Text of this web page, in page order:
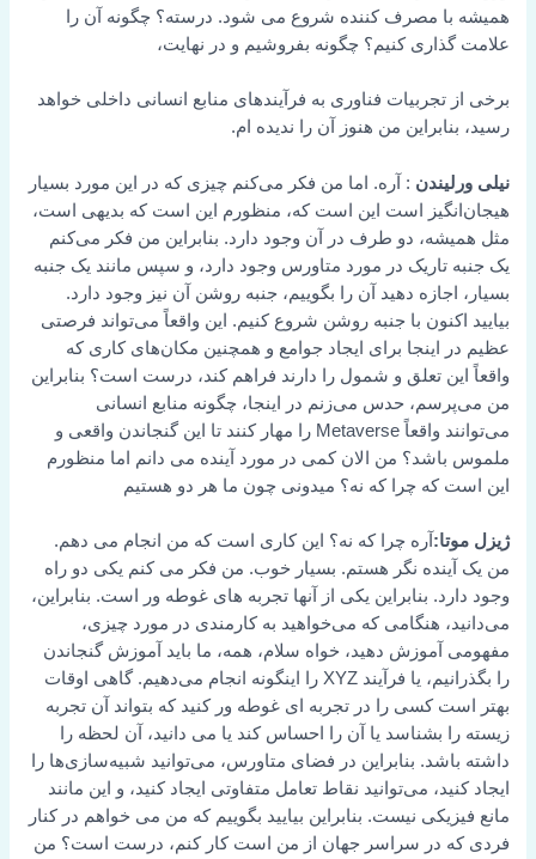
همیشه با مصرف کننده شروع می شود. درسته؟ چگونه آن را
علامت گذاری کنیم؟ چگونه بفروشیم و در نهایت،
برخی از تجربیات فناوری به فرآیندهای منابع انسانی داخلی خواهد
رسید، بنابراین من هنوز آن را ندیده ام.
نیلی ورلیندن : آره. اما من فکر می‌کنم چیزی که در این مورد بسیار
هیجان‌انگیز است این است که، منظورم این است که بدیهی است،
مثل همیشه، دو طرف در آن وجود دارد. بنابراین من فکر می‌کنم
یک جنبه تاریک در مورد متاورس وجود دارد، و سپس مانند یک جنبه
بسیار، اجازه دهید آن را بگوییم، جنبه روشن آن نیز وجود دارد.
بیایید اکنون با جنبه روشن شروع کنیم. این واقعاً می‌تواند فرصتی
عظیم در اینجا برای ایجاد جوامع و همچنین مکان‌های کاری که
واقعاً این تعلق و شمول را دارند فراهم کند، درست است؟ بنابراین
من می‌پرسم، حدس می‌زنم در اینجا، چگونه منابع انسانی
می‌توانند واقعاً Metaverse را مهار کنند تا این گنجاندن واقعی و
ملموس باشد؟ من الان کمی در مورد آینده می دانم اما منظورم
این است که چرا که نه؟ میدونی چون ما هر دو هستیم
ژیزل موتا: آره چرا که نه؟ این کاری است که من انجام می دهم.
من یک آینده نگر هستم. بسیار خوب. من فکر می کنم یکی دو راه
وجود دارد. بنابراین یکی از آنها تجربه های غوطه ور است. بنابراین،
می‌دانید، هنگامی که می‌خواهید به کارمندی در مورد چیزی،
مفهومی آموزش دهید، خواه سلام، همه، ما باید آموزش گنجاندن
را بگذرانیم، یا فرآیند XYZ را اینگونه انجام می‌دهیم. گاهی اوقات
بهتر است کسی را در تجربه ای غوطه ور کنید که بتواند آن تجربه
زیسته را بشناسد یا آن را احساس کند یا می دانید، آن لحظه را
داشته باشد. بنابراین در فضای متاورس، می‌توانید شبیه‌سازی‌ها را
ایجاد کنید، می‌توانید نقاط تعامل متفاوتی ایجاد کنید، و این مانند
مانع فیزیکی نیست. بنابراین بیایید بگوییم که من می خواهم در کنار
فردی که در سراسر جهان از من است کار کنم، درست است؟ من